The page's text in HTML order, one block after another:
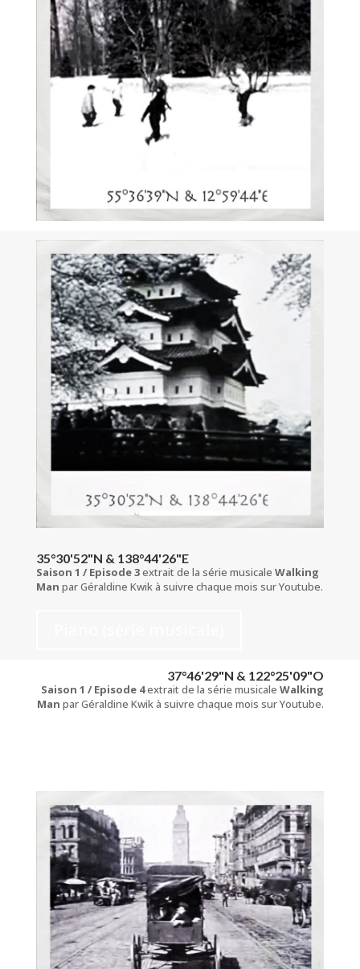
35°30'52"N & 138°44'26"E
Saison 1 / Episode 3extrait de la série musicale Walking
Man par Géraldine Kwik à suivre chaque mois sur Youtube.
37°46'29"N & 122°25'09"O
Saison 1 / Episode 4extrait de la série musicaleWalking
Man par Géraldine Kwik à suivre chaque mois sur Youtube.